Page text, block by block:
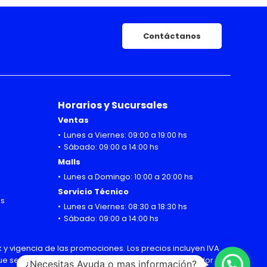
Contáctanos
Horarios y Sucursales
Ventas
Lunes a Viernes: 09:00 a 19:00 hs
Sábado: 09:00 a 14:00 hs
Malls
Lunes a Domingo: 10:00 a 20:00 hs
Servicio Técnico
Lunes a Viernes: 08:30 a 18:30 hs
Sábado: 09:00 a 14:00 hs
vigencia de las promociones. Los precios incluyen IVA
sean modificadas sin previo aviso por el importador
¿Necesitas Ayuda o mas información?